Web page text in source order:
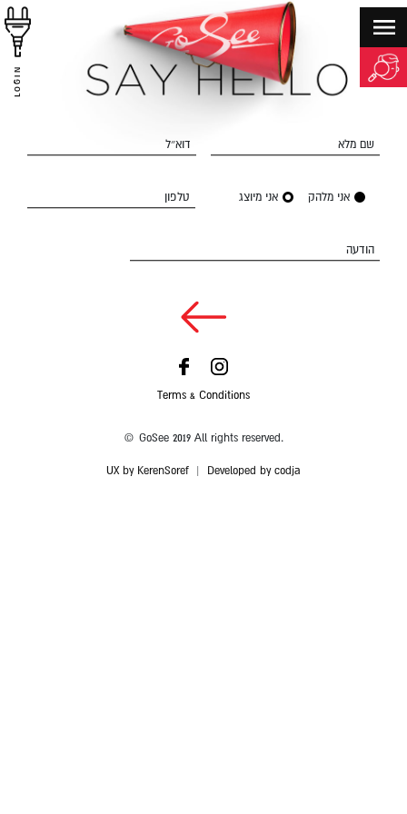
LOGIN
שם מלא דוא״ל
אני מלהק אני מיוצג טלפון
הודעה
Terms & Conditions
© GoSee 2019 All rights reserved.
UX by KerenSoref Developed by codja